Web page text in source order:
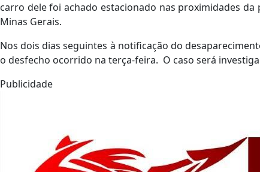
carro dele foi achado estacionado nas proximidades
Minas Gerais.
Nos dois dias seguintes à notificação do
o desfecho ocorrido na terça-feira. O caso será
Publicidade